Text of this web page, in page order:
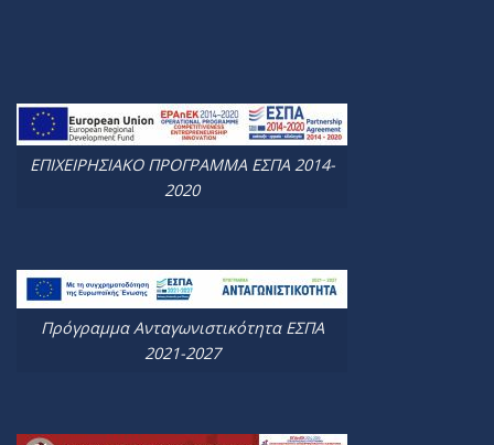
ΕΠΙΧΕΙΡΗΣΙΑΚΟ ΠΡΟΓΡΑΜΜΑ ΕΣΠΑ 2014-
2020
Πρόγραμμα Ανταγωνιστικότητα ΕΣΠΑ
2021-2027